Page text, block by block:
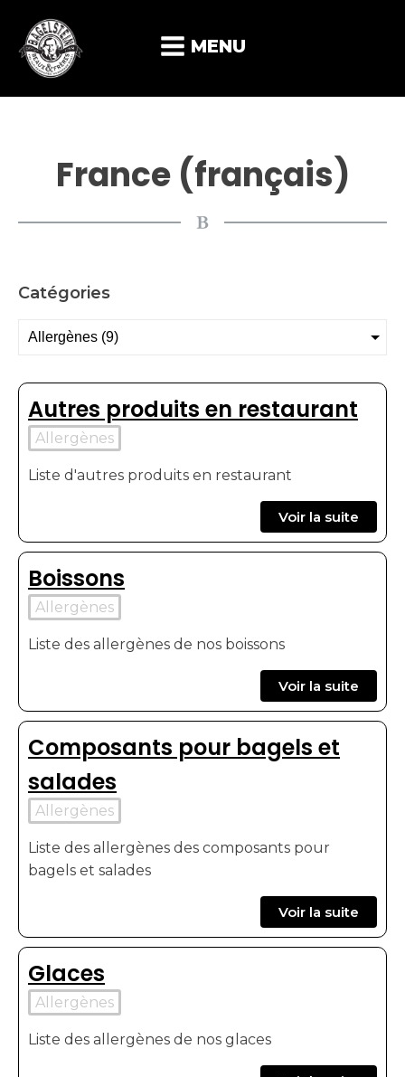
MENU
France (français)
Catégories
Autres produits en restaurant
Allergènes
Liste d'autres produits en restaurant
Voir la suite
Boissons
Allergènes
Liste des allergènes de nos boissons
Voir la suite
Composants pour bagels et
salades
Allergènes
Liste des allergènes des composants pour
bagels et salades
Voir la suite
Glaces
Allergènes
Liste des allergènes de nos glaces